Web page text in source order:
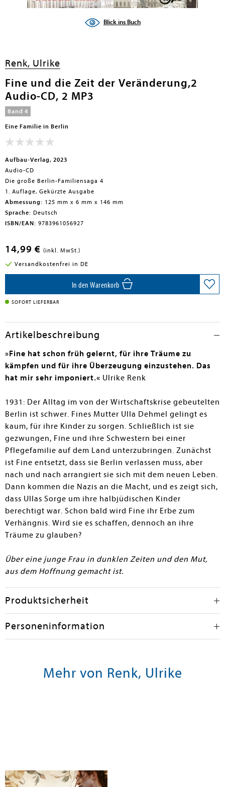
Blick ins Buch
Renk, Ulrike
Fine und die Zeit der Veränderung,2
Audio-CD, 2 MP3
Band 4
Eine Familie in Berlin
Aufbau-Verlag, 2023
Audio-CD
Die große Berlin-Familiensaga 4
1. Auflage, Gekürzte Ausgabe
Abmessung: 125 mm x 6 mm x 146 mm
Sprache: Deutsch
ISBN/EAN: 9783961056927
14,99 € (inkl. MwSt.)
Versandkostenfrei in DE
In den Warenkorb
SOFORT LIEFERBAR
Artikelbeschreibung
»Fine hat schon früh gelernt, für ihre Träume zu
kämpfen und für ihre Überzeugung einzustehen. Das
hat mir sehr imponiert.« Ulrike Renk
1931: Der Alltag im von der Wirtschaftskrise gebeutelten
Berlin ist schwer. Fines Mutter Ulla Dehmel gelingt es
kaum, für ihre Kinder zu sorgen. Schließlich ist sie
gezwungen, Fine und ihre Schwestern bei einer
Pflegefamilie auf dem Land unterzubringen. Zunächst
ist Fine entsetzt, dass sie Berlin verlassen muss, aber
nach und nach arrangiert sie sich mit dem neuen Leben.
Dann kommen die Nazis an die Macht, und es zeigt sich,
dass Ullas Sorge um ihre halbjüdischen Kinder
berechtigt war. Schon bald wird Fine ihr Erbe zum
Verhängnis. Wird sie es schaffen, dennoch an ihre
Träume zu glauben?
Über eine junge Frau in dunklen Zeiten und den Mut,
aus dem Hoffnung gemacht ist.
Produktsicherheit
Personeninformation
Mehr von Renk, Ulrike